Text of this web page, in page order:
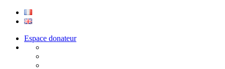
Espace donateur